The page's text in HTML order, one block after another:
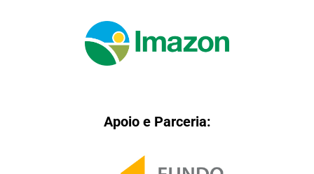
Apoio e Parceria: